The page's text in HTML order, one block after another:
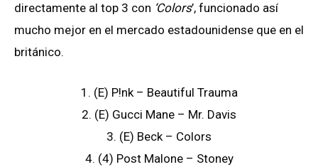
directamente al top 3 con ‘Colors’, funcionado así
mucho mejor en el mercado estadounidense que en el
británico.
1. (E) P!nk – Beautiful Trauma
2. (E) Gucci Mane – Mr. Davis
3. (E) Beck – Colors
4. (4) Post Malone – Stoney